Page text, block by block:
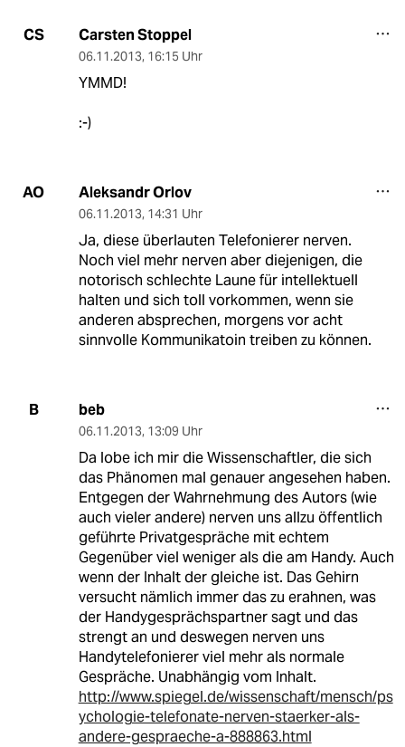
CS Carsten Stoppel
06.11.2013, 16:15 Uhr
YMMD!
:-)
AO Aleksandr Orlov
06.11.2013, 14:31 Uhr
Ja, diese überlauten Telefonierer nerven.
Noch viel mehr nerven aber diejenigen, die
notorisch schlechte Laune für intellektuell
halten und sich toll vorkommen, wenn sie
anderen absprechen, morgens vor acht
sinnvolle Kommunikatoin treiben zu können.
B beb
06.11.2013, 13:09 Uhr
Da lobe ich mir die Wissenschaftler, die sich
das Phänomen mal genauer angesehen haben.
Entgegen der Wahrnehmung des Autors (wie
auch vieler andere) nerven uns allzu öffentlich
geführte Privatgespräche mit echtem
Gegenüber viel weniger als die am Handy. Auch
wenn der Inhalt der gleiche ist. Das Gehirn
versucht nämlich immer das zu erahnen, was
der Handygesprächspartner sagt und das
strengt an und deswegen nerven uns
Handytelefonierer viel mehr als normale
Gespräche. Unabhängig vom Inhalt.
http://www.spiegel.de/wissenschaft/mensch/ps
ychologie-telefonate-nerven-staerker-als-
andere-gespraeche-a-888863.html